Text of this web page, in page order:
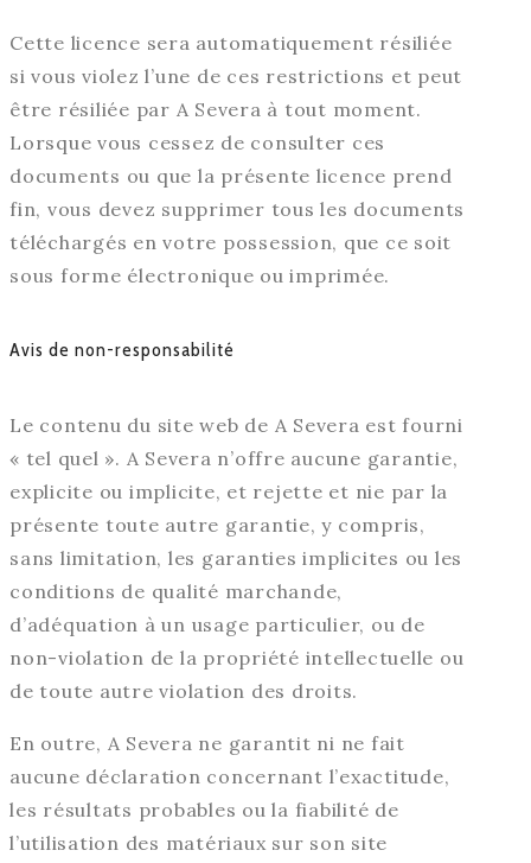
Cette licence sera automatiquement résiliée
si vous violez l’une de ces restrictions et peut
être résiliée par A Severa à tout moment.
Lorsque vous cessez de consulter ces
documents ou que la présente licence prend
fin, vous devez supprimer tous les documents
téléchargés en votre possession, que ce soit
sous forme électronique ou imprimée.
Avis de non-responsabilité
Le contenu du site web de A Severa est fourni
« tel quel ». A Severa n’offre aucune garantie,
explicite ou implicite, et rejette et nie par la
présente toute autre garantie, y compris,
sans limitation, les garanties implicites ou les
conditions de qualité marchande,
d’adéquation à un usage particulier, ou de
non-violation de la propriété intellectuelle ou
de toute autre violation des droits.
En outre, A Severa ne garantit ni ne fait
aucune déclaration concernant l’exactitude,
les résultats probables ou la fiabilité de
l’utilisation des matériaux sur son site